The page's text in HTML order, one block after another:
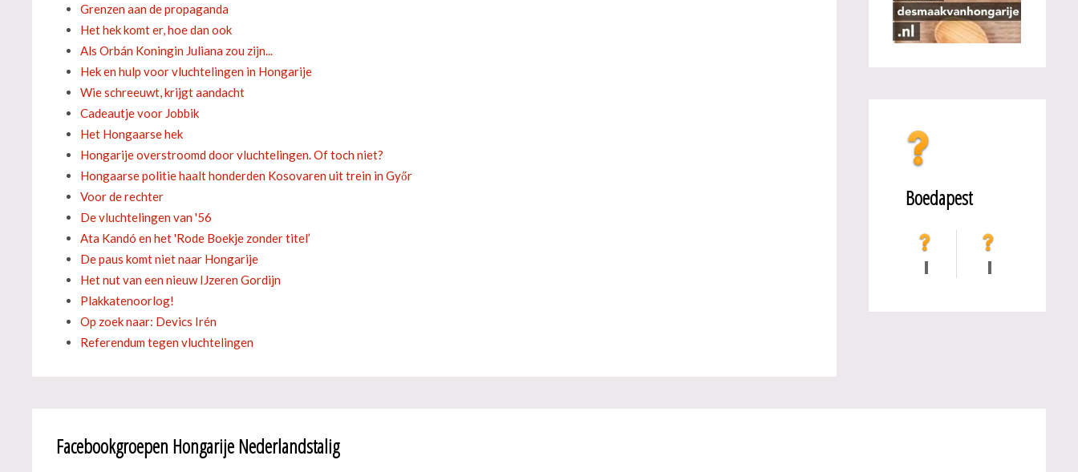
Grenzen aan de propaganda
Het hek komt er, hoe dan ook
Als Orbán Koningin Juliana zou zijn...
Hek en hulp voor vluchtelingen in Hongarije
Wie schreeuwt, krijgt aandacht
Cadeautje voor Jobbik
Het Hongaarse hek
Hongarije overstroomd door vluchtelingen. Of toch niet?
Hongaarse politie haalt honderden Kosovaren uit trein in Győr
Voor de rechter
De vluchtelingen van '56
Ata Kandó en het 'Rode Boekje zonder titel’
De paus komt niet naar Hongarije
Het nut van een nieuw IJzeren Gordijn
Plakkatenoorlog!
Op zoek naar: Devics Irén
Referendum tegen vluchtelingen
Boedapest
Facebookgroepen Hongarije Nederlandstalig